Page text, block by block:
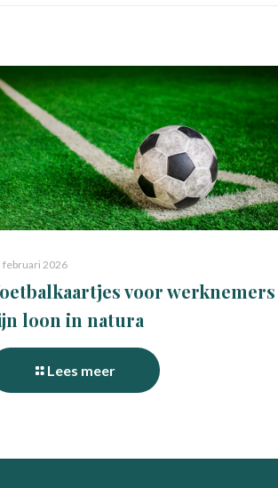
februari 2026
voor werknemers
loon in natura
Lees meer